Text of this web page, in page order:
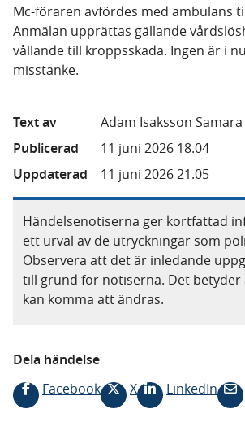
Mc-föraren avfördes med ambulans
Anmälan upprättas gällande
vållande till kroppsskada. Ingen är i
misstanke.
Text av
Adam Isaksson Samara
Publicerad
11 juni 2026 18.04
Uppdaterad
11 juni 2026 21.05
Händelsenotiserna ger kortfattad
ett urval av de utryckningar som
Observera att det är inledande
till grund för notiserna. Det
kan komma att ändras.
Dela händelse
Facebook
X LinkedIn